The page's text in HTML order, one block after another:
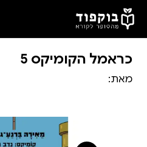
דלג לתוכן הראשי
כראמל הקומיקס 5
מאת: